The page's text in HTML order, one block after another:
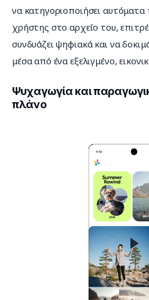
να κατηγοριοποιήσει
χρήστης στο αρχείο του,
συνδυάζει ψηφιακά και να
μέσα από ένα εξελιγμένο,
Ψυχαγωγία και
πλάνο